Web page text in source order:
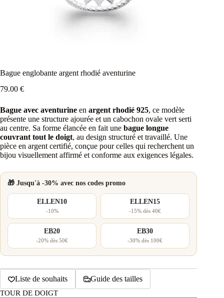
Bague englobante argent rhodié aventurine
79.00 €
Bague avec aventurine en argent rhodié 925, ce modèle
présente une structure ajourée et un cabochon ovale vert serti
au centre. Sa forme élancée en fait une bague longue
couvrant tout le doigt, au design structuré et travaillé. Une
pièce en argent certifié, conçue pour celles qui recherchent un
bijou visuellement affirmé et conforme aux exigences légales.
🎁 Jusqu'à -30% avec nos codes promo
ELLEN10
-10%
ELLEN15
-15% dès 40€
EB20
-20% dès 50€
EB30
-30% dès 100€
Liste de souhaits Guide des tailles
TOUR DE DOIGT